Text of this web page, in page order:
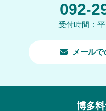
092-
受付時間：
メール
博多